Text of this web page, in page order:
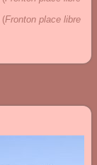
(Fronton place libre